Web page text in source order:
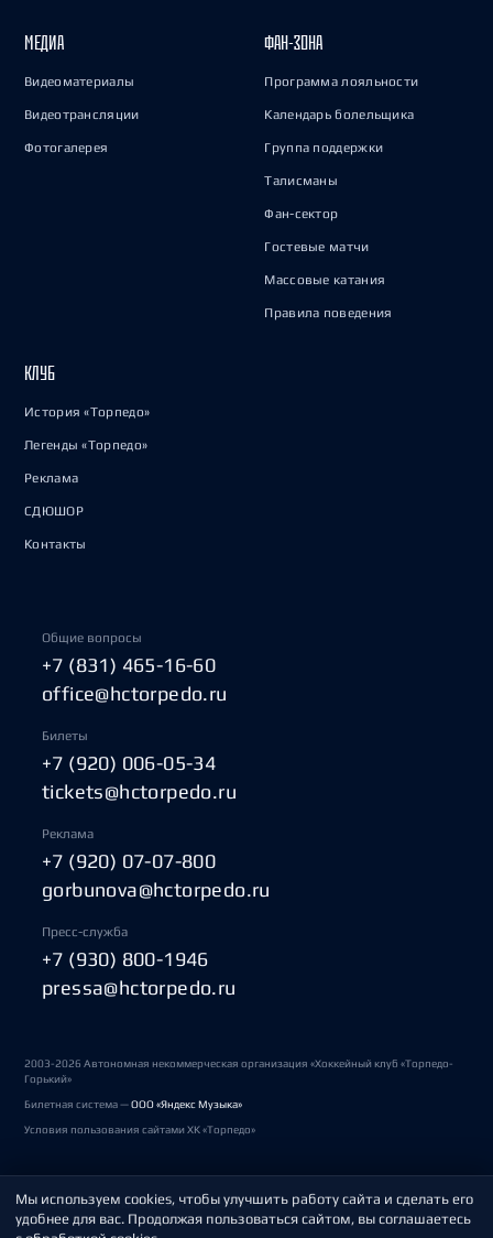
МЕДИА
Видеоматериалы
Видеотрансляции
Фотогалерея
ФАН-ЗОНА
Программа лояльности
Календарь болельщика
Группа поддержки
Талисманы
Фан-сектор
Гостевые матчи
Массовые катания
Правила поведения
КЛУБ
История «Торпедо»
Легенды «Торпедо»
Реклама
СДЮШОР
Контакты
Общие вопросы
+7 (831) 465-16-60
office@hctorpedo.ru
Билеты
+7 (920) 006-05-34
tickets@hctorpedo.ru
Реклама
+7 (920) 07-07-800
gorbunova@hctorpedo.ru
Пресс-служба
+7 (930) 800-1946
pressa@hctorpedo.ru
2003-2026 Автономная некоммерческая организация «Хоккейный клуб «Торпедо-
Горький»
Билетная система —ООО «Яндекс Музыка»
Условия пользования сайтами ХК «Торпедо»
Политика обработки персональных данных
Мы используем cookies, чтобы улучшить работу сайта и сделать его
удобнее для вас. Продолжая пользоваться сайтом, вы соглашаетесь